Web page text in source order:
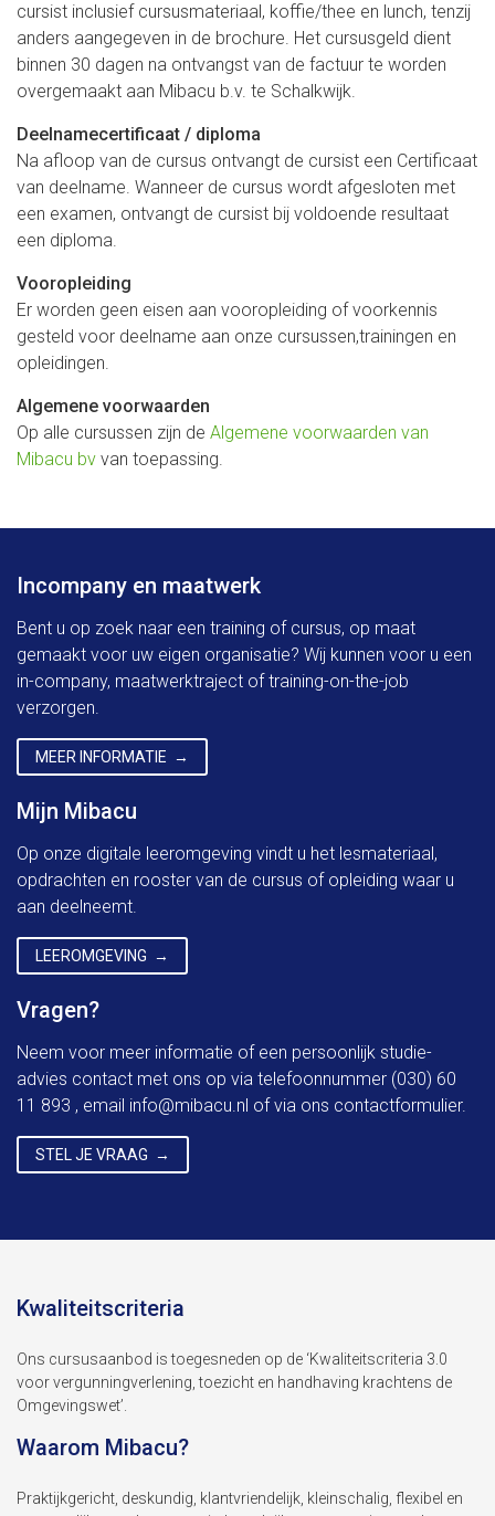
cursist inclusief cursusmateriaal, koffie/thee en lunch, tenzij
anders aangegeven in de brochure. Het cursusgeld dient
binnen 30 dagen na ontvangst van de factuur te worden
overgemaakt aan Mibacu b.v. te Schalkwijk.
Deelnamecertificaat / diploma
Na afloop van de cursus ontvangt de cursist een Certificaat
van deelname. Wanneer de cursus wordt afgesloten met
een examen, ontvangt de cursist bij voldoende resultaat
een diploma.
Vooropleiding
Er worden geen eisen aan vooropleiding of voorkennis
gesteld voor deelname aan onze cursussen,trainingen en
opleidingen.
Algemene voorwaarden
Op alle cursussen zijn de Algemene voorwaarden van
Mibacu bv van toepassing.
Incompany en maatwerk
Bent u op zoek naar een training of cursus, op maat
gemaakt voor uw eigen organisatie? Wij kunnen voor u een
in-company, maatwerktraject of training-on-the-job
verzorgen.
MEER INFORMATIE
Mijn Mibacu
Op onze digitale leeromgeving vindt u het lesmateriaal,
opdrachten en rooster van de cursus of opleiding waar u
aan deelneemt.
LEEROMGEVING
Vragen?
Neem voor meer informatie of een persoonlijk studie-
advies contact met ons op via telefoonnummer (030) 60
11 893 , email info@mibacu.nl of via ons contactformulier.
STEL JE VRAAG
Kwaliteitscriteria
Ons cursusaanbod is toegesneden op de ‘Kwaliteitscriteria 3.0
voor vergunningverlening, toezicht en handhaving krachtens de
Omgevingswet’.
Waarom Mibacu?
Praktijkgericht, deskundig, klantvriendelijk, kleinschalig, flexibel en